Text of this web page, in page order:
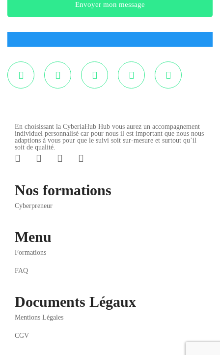
En choisissant la CyberiaHub Hub vous aurez un accompagnement
individuel personnalisé car pour nous il est important que nous nous
adaptions à vous pour que le suivi soit sur-mesure et surtout qu’il
soit de qualité.
Nos formations
Cyberpreneur
Menu
Formations
FAQ
Documents Légaux
Mentions Légales
CGV